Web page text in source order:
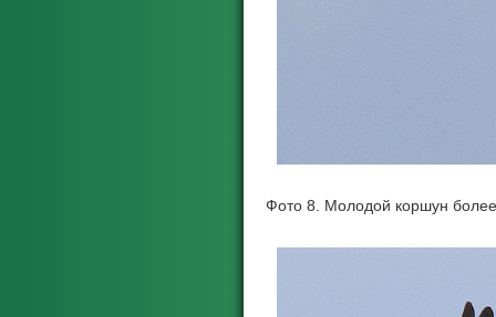
Фото 8. Молодой коршун